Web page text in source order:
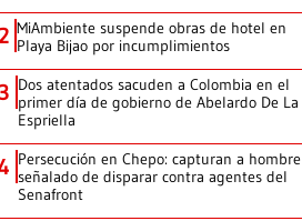
2 MiAmbiente suspende obras de hotel en
Playa Bijao por incumplimientos
3 Dos atentados sacuden a Colombia en el
primer día de gobierno de Abelardo De La
Espriella
Persecución en Chepo: capturan a hombre
señalado de disparar contra agentes del
Senafront